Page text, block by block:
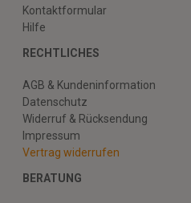
Kontaktformular
Hilfe
RECHTLICHES
AGB & Kundeninformation
Datenschutz
Widerruf & Rücksendung
Impressum
Vertrag widerrufen
BERATUNG